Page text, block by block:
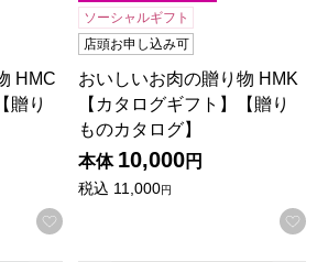
HMC
贈り
お気に入りに登録する
ソーシャルギフト
店頭お申し込み可
おいしいお肉の贈り物 HMK
【カタログギフト】【贈り
ものカタログ】
本体 10,000円
税込 11,000円